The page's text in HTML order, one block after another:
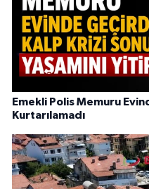
Emekli Polis Memuru
Kurtarılamadı